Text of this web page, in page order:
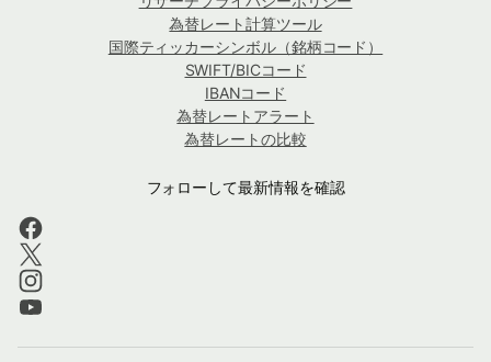
為替レート計算ツール
国際ティッカーシンボル（銘柄コード）
SWIFT/BICコード
IBANコード
為替レートアラート
為替レートの比較
フォローして最新情報を確認